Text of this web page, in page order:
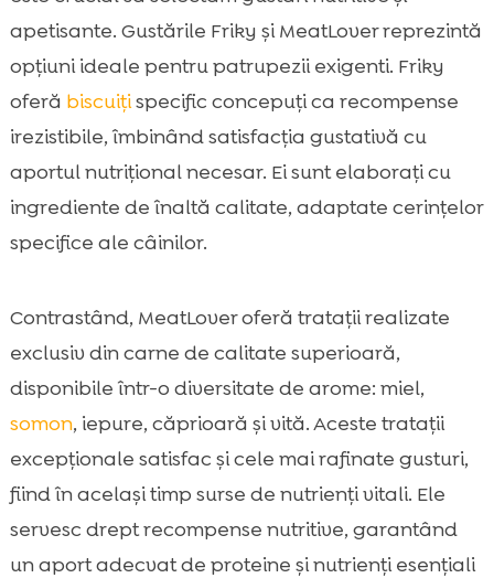
apetisante. Gustările Friky și MeatLover reprezintă
opțiuni ideale pentru patrupezii exigenti. Friky
oferă biscuițispecific concepuți ca recompense
irezistibile, îmbinând satisfacția gustativă cu
aportul nutrițional necesar. Ei sunt elaborați cu
ingrediente de înaltă calitate, adaptate cerințelor
specifice ale câinilor.
Contrastând, MeatLover oferă tratații realizate
exclusiv din carne de calitate superioară,
disponibile într-o diversitate de arome: miel,
somon, iepure, căprioară și vită. Aceste tratații
excepționale satisfac și cele mai rafinate gusturi,
fiind în același timp surse de nutrienți vitali. Ele
servesc drept recompense nutritive, garantând
un aport adecvat de proteine și nutrienți esențiali